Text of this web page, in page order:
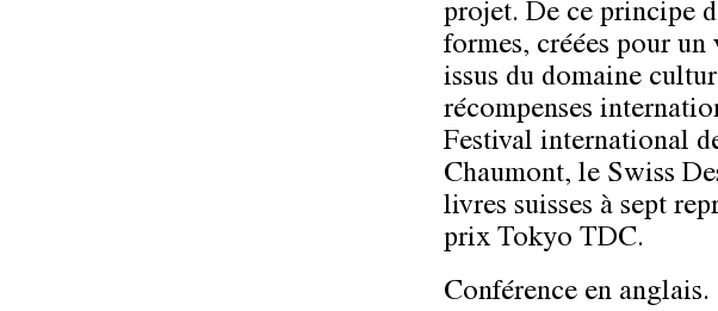
projet. De ce principe
formes, créées pour
issus du domaine
récompenses
Festival international
Chaumont, le Swiss
livres suisses à sept
prix Tokyo TDC.
Conférence en anglais.